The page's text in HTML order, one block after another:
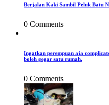
Berjalan Kaki Sambil Peluk Batu
0 Comments
Ingatkan perempuan aja
boleh gegar satu rumah.
0 Comments